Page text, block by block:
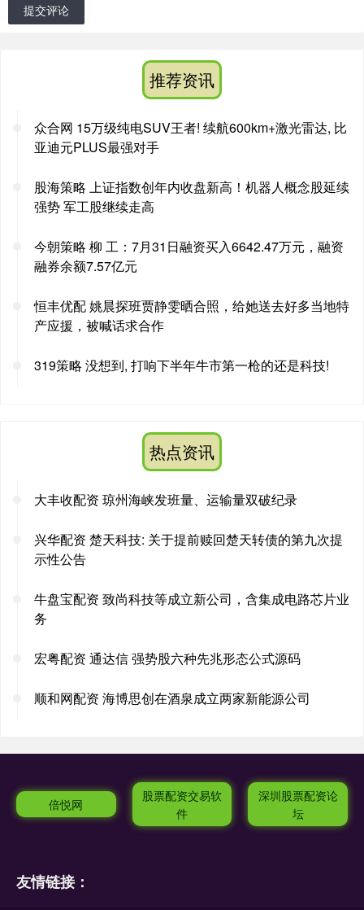
提交评论
推荐资讯
众合网 15万级纯电SUV王者! 续航600km+激光雷达, 比
亚迪元PLUS最强对手
股海策略 上证指数创年内收盘新高！机器人概念股延续
强势 军工股继续走高
今朝策略 柳 工：7月31日融资买入6642.47万元，融资
融券余额7.57亿元
恒丰优配 姚晨探班贾静雯晒合照，给她送去好多当地特
产应援，被喊话求合作
319策略 没想到, 打响下半年牛市第一枪的还是科技!
热点资讯
大丰收配资 琼州海峡发班量、运输量双破纪录
兴华配资 楚天科技: 关于提前赎回楚天转债的第九次提
示性公告
牛盘宝配资 致尚科技等成立新公司，含集成电路芯片业
务
宏粤配资 通达信 强势股六种先兆形态公式源码
顺和网配资 海博思创在酒泉成立两家新能源公司
倍悦网
股票配资交易软
件
深圳股票配资论
坛
友情链接：